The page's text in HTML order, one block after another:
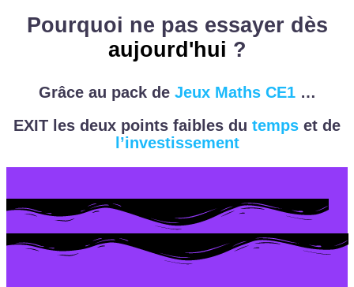
Pourquoi ne pas essayer dès
aujourd'hui ?
Grâce au pack de Jeux Maths CE1…
EXIT les deux points faibles du temps et de
l’investissement